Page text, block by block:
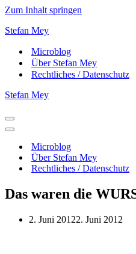
Zum Inhalt springen
Stefan Mey
Microblog
Über Stefan Mey
Rechtliches / Datenschutz
Stefan Mey
Navigationsmenü
Navigationsmenü
Microblog
Über Stefan Mey
Rechtliches / Datenschutz
Das waren die
2. Juni 20122. Juni 2012